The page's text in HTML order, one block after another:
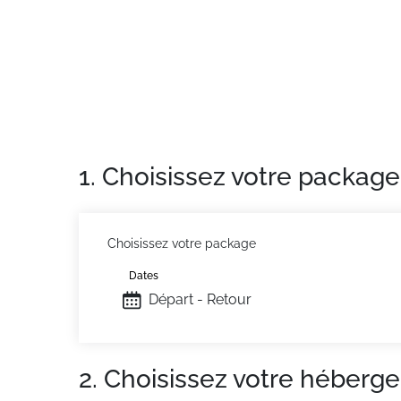
telles que la location de linge de toilette
1. Choisissez votre package
Choisissez votre package
Départ - Retour
Dates
2. Choisissez votre